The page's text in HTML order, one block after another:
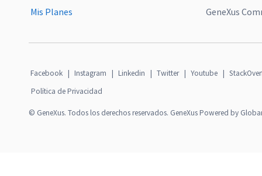
Mis Planes
GeneXus
Facebook | Instagram | Linkedin | Twitter | Youtube |
Política de Privacidad
© GeneXus. Todos los derechos reservados. GeneXus Powered by